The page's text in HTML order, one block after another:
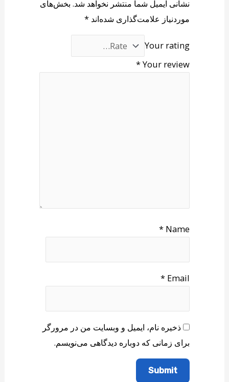
نشانی ایمیل شما منتشر نخواهد شد. بخش‌های
موردنیاز علامت‌گذاری شده‌اند *
Your rating
Your review
*
Name
*
Email
*
ذخیره نام، ایمیل و وبسایت من در مرورگر
برای زمانی که دوباره دیدگاهی می‌نویسم.